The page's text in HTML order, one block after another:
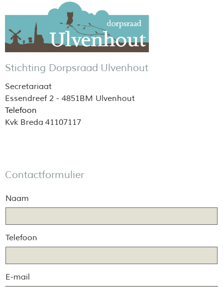
Stichting Dorpsraad Ulvenhout
Secretariaat
Essendreef 2 - 4851BM Ulvenhout
Telefoon
Kvk Breda 41107117
Contactformulier
Naam
Telefoon
E-mail